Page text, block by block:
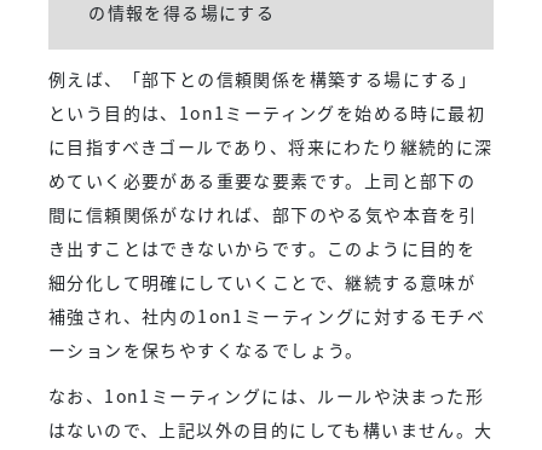
の情報を得る場にする
例えば、「部下との信頼関係を構築する場にする」
という目的は、1on1ミーティングを始める時に最初
に目指すべきゴールであり、将来にわたり継続的に深
めていく必要がある重要な要素です。上司と部下の
間に信頼関係がなければ、部下のやる気や本音を引
き出すことはできないからです。このように目的を
細分化して明確にしていくことで、継続する意味が
補強され、社内の1on1ミーティングに対するモチベ
ーションを保ちやすくなるでしょう。
なお、1on1ミーティングには、ルールや決まった形
はないので、上記以外の目的にしても構いません。大